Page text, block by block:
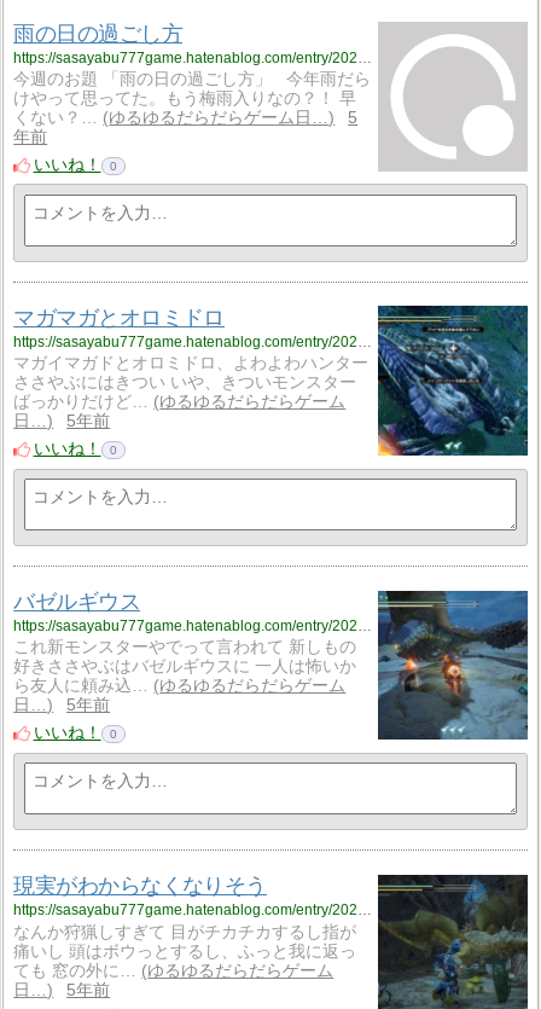
雨の日の過ごし方
https://sasayabu777game.hatenablog.com/entry/2021/05/24/130958
今週のお題 「雨の日の過ごし方」 今年雨だら
けやって思ってた。もう梅雨入りなの？！ 早
くない？…
ゆるゆるだらだらゲーム日…
5
年前
いいね！
0
マガマガとオロミドロ
https://sasayabu777game.hatenablog.com/entry/2021/05/20/170000
マガイマガドとオロミドロ、よわよわハンター
ささやぶにはきつい いや、きついモンスター
ばっかりだけど…
ゆるゆるだらだらゲーム
日…
5年前
いいね！
0
バゼルギウス
https://sasayabu777game.hatenablog.com/entry/2021/05/19/170000
これ新モンスターやでって言われて 新しもの
好きささやぶはバゼルギウスに 一人は怖いか
ら友人に頼み込…
ゆるゆるだらだらゲーム
日…
5年前
いいね！
0
現実がわからなくなりそう
https://sasayabu777game.hatenablog.com/entry/2021/05/18/170000
なんか狩猟しすぎて 目がチカチカするし指が
痛いし 頭はボウっとするし、ふっと我に返っ
ても 窓の外に…
ゆるゆるだらだらゲーム
日…
5年前